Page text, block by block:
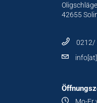
42655
0212/
Mo-Fr